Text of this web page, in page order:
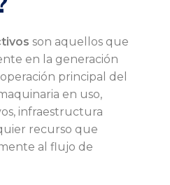
son aquellos que
en la generación
principal del
en uso,
infraestructura
recurso que
al flujo de